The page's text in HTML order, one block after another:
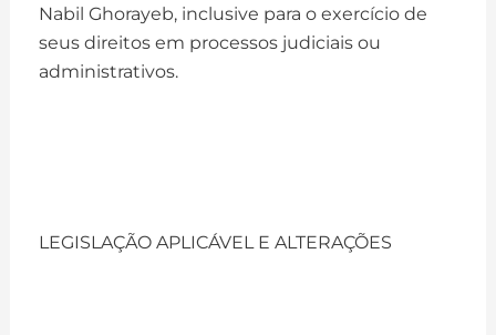
Nabil Ghorayeb, inclusive para o exercício de
seus direitos em processos judiciais ou
administrativos.
LEGISLAÇÃO APLICÁVEL E ALTERAÇÕES